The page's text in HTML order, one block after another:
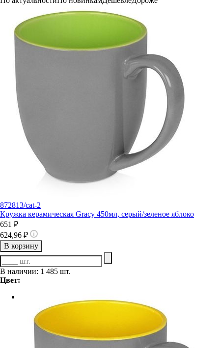
872813/cat-2
Кружка керамическая Gracy 450мл, серый/зеленое яблоко
651 ₽
624,96 ₽
В корзину
В наличии: 1 485 шт.
Цвет: